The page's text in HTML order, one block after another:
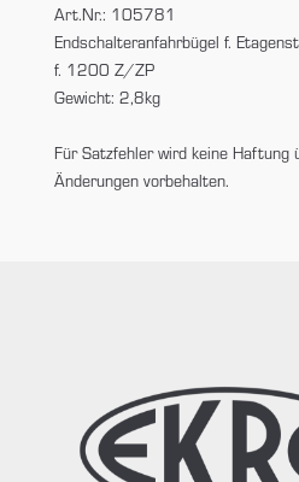
Art.Nr.: 105781
Endschalteranfahrbügel f.
f. 1200 Z/ZP
Gewicht: 2,8kg
Für Satzfehler wird keine Haftung
Änderungen vorbehalten.